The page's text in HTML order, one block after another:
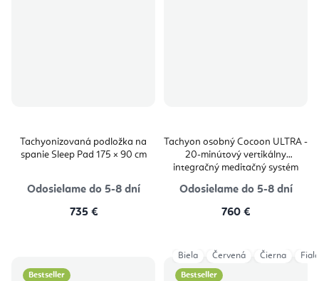
Tachyonizovaná podložka na
spanie Sleep Pad 175 × 90 cm
Odosielame do 5-8 dní
735 €
Tachyon osobný Cocoon ULTRA -
20-minútový vertikálny
integračný meditačný systém
Odosielame do 5-8 dní
760 €
Bestseller Bestseller
Biela Červená Čierna